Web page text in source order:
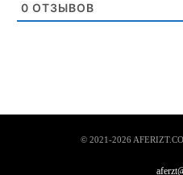
0 ОТЗЫВОВ
© 2021-2026